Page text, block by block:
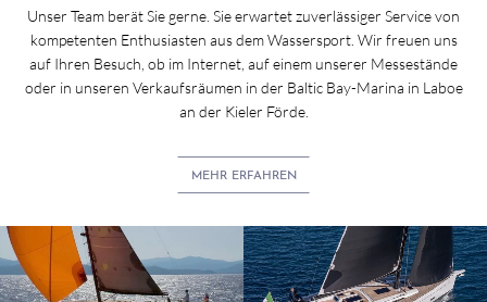
Unser Team berät Sie gerne. Sie erwartet zuverlässiger Service von
kompetenten Enthusiasten aus dem Wassersport. Wir freuen uns
auf Ihren Besuch, ob im Internet, auf einem unserer Messestände
oder in unseren Verkaufsräumen in der Baltic Bay-Marina in Laboe
an der Kieler Förde.
MEHR ERFAHREN